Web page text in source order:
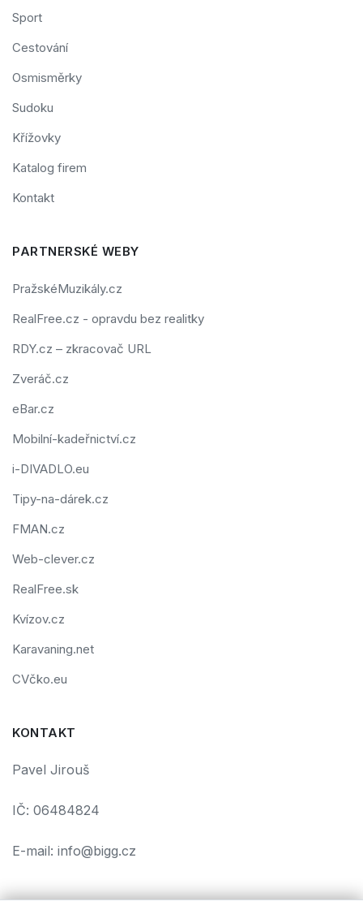
Sport
Cestování
Osmisměrky
Sudoku
Křížovky
Katalog firem
Kontakt
PARTNERSKÉ WEBY
PražskéMuzikály.cz
RealFree.cz - opravdu bez realitky
RDY.cz – zkracovač URL
Zveráč.cz
eBar.cz
Mobilní-kadeřnictví.cz
i-DIVADLO.eu
Tipy-na-dárek.cz
FMAN.cz
Web-clever.cz
RealFree.sk
Kvízov.cz
Karavaning.net
CVčko.eu
KONTAKT
Pavel Jirouš
IČ: 06484824
E-mail: info@bigg.cz